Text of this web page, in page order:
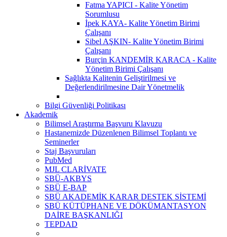
Fatma YAPICI - Kalite Yönetim
Sorumlusu
İpek KAYA- Kalite Yönetim Birimi
Çalışanı
Sibel AŞKIN- Kalite Yönetim Birimi
Çalışanı
Burçin KANDEMİR KARACA - Kalite
Yönetim Birimi Çalışanı
Sağlıkta Kalitenin Geliştirilmesi ve
Değerlendirilmesine Dair Yönetmelik
Bilgi Güvenliği Politikası
Akademik
Bilimsel Araştırma Başvuru Klavuzu
Hastanemizde Düzenlenen Bilimsel Toplantı ve
Seminerler
Staj Başvuruları
PubMed
MJL CLARİVATE
SBÜ-AKBYS
SBÜ E-BAP
SBÜ AKADEMİK KARAR DESTEK SİSTEMİ
SBÜ KÜTÜPHANE VE DÖKÜMANTASYON
DAİRE BAŞKANLIĞI
TEPDAD